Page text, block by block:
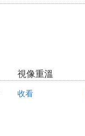
視像重溫
收看